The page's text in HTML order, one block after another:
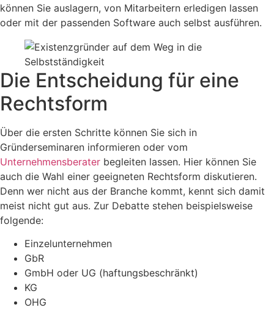
können Sie auslagern, von Mitarbeitern erledigen lassen
oder mit der passenden Software auch selbst ausführen.
Die Entscheidung für eine
Rechtsform
Über die ersten Schritte können Sie sich in
Gründerseminaren informieren oder vom
Unternehmensberater begleiten lassen. Hier können Sie
auch die Wahl einer geeigneten Rechtsform diskutieren.
Denn wer nicht aus der Branche kommt, kennt sich damit
meist nicht gut aus. Zur Debatte stehen beispielsweise
folgende:
Einzelunternehmen
GbR
GmbH oder UG (haftungsbeschränkt)
KG
OHG